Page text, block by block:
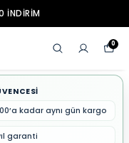
İNDİRİM
0
kadar aynı gün kargo
garanti